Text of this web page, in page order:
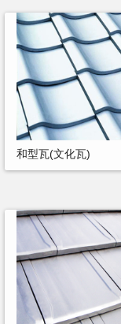
和型瓦(文化瓦)